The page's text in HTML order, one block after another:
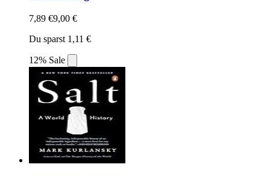
7,89 €9,00 €
Du sparst 1,11 €
12% Sale